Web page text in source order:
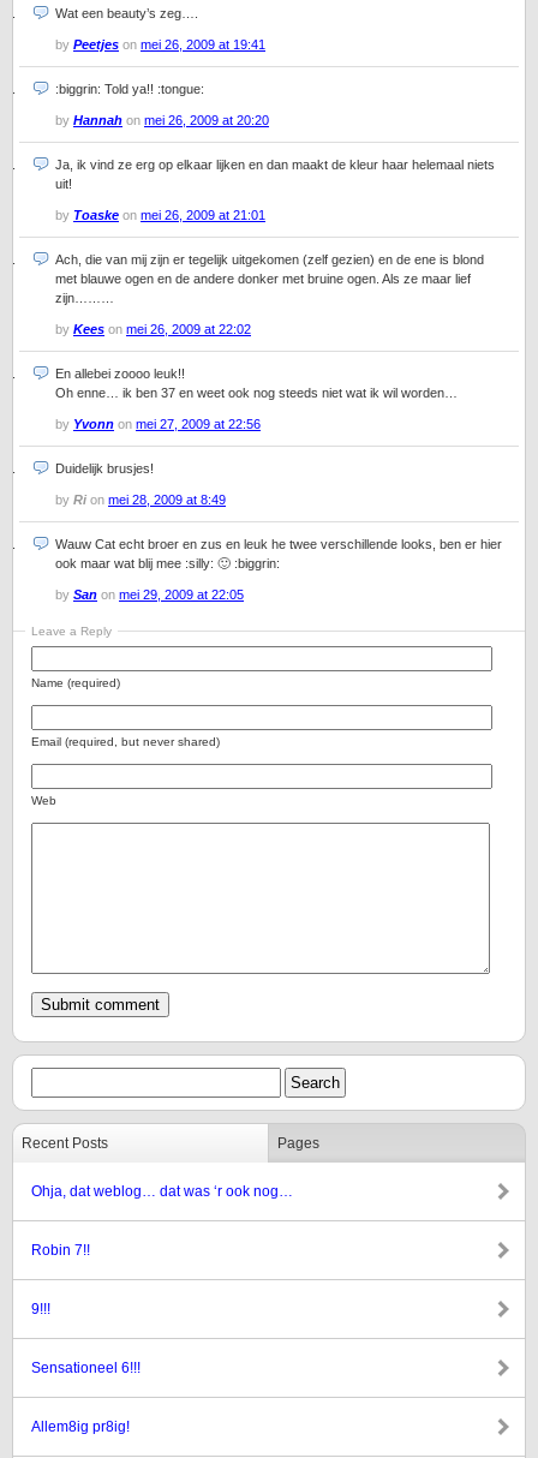
Wat een beauty’s zeg….
by Peetjes on mei 26, 2009 at 19:41
:biggrin: Told ya!! :tongue:
by Hannah on mei 26, 2009 at 20:20
Ja, ik vind ze erg op elkaar lijken en dan maakt de kleur haar helemaal niets
uit!
by Toaske on mei 26, 2009 at 21:01
Ach, die van mij zijn er tegelijk uitgekomen (zelf gezien) en de ene is blond
met blauwe ogen en de andere donker met bruine ogen. Als ze maar lief
zijn………
by Kees on mei 26, 2009 at 22:02
En allebei zoooo leuk!!
Oh enne… ik ben 37 en weet ook nog steeds niet wat ik wil worden…
by Yvonn on mei 27, 2009 at 22:56
Duidelijk brusjes!
by Ri on mei 28, 2009 at 8:49
Wauw Cat echt broer en zus en leuk he twee verschillende looks, ben er hier
ook maar wat blij mee :silly: 🙂 :biggrin:
by San on mei 29, 2009 at 22:05
Leave a Reply
Name (required)
Email (required, but never shared)
Web
Recent Posts Pages
Ohja, dat weblog… dat was ‘r ook nog…
Robin 7!!
9!!!
Sensationeel 6!!!
Allem8ig pr8ig!